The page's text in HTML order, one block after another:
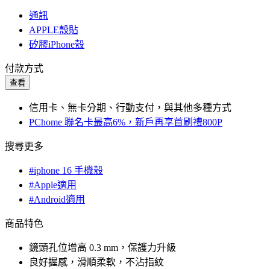
通訊
APPLE殼貼
矽膠iPhone殼
付款方式
查看
信用卡、無卡分期、行動支付，與其他多種方式
PChome 聯名卡最高6%，新戶再享首刷禮800P
搜尋更多
#iphone 16 手機殼
#Apple適用
#Android適用
商品特色
鏡頭孔位增高 0.3 mm，保護力升級
良好握感，滑順柔軟，不沾指紋